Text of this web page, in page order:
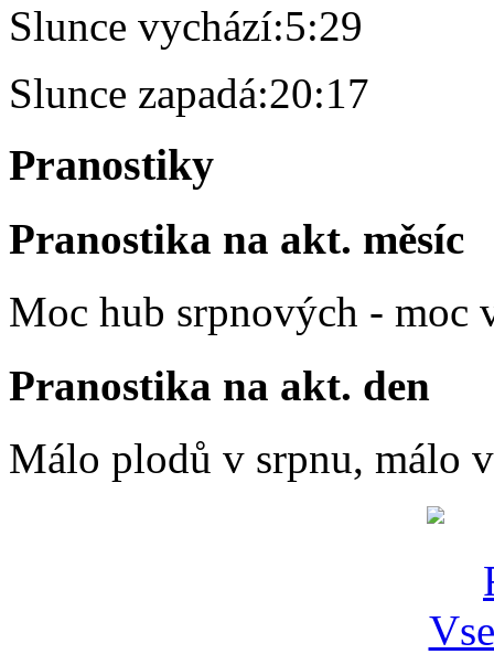
Slunce vychází:5:29
Slunce zapadá:20:17
Pranostiky
Pranostika na akt. měsíc
Moc hub srpnových - moc
Pranostika na akt. den
Málo plodů v srpnu, málo